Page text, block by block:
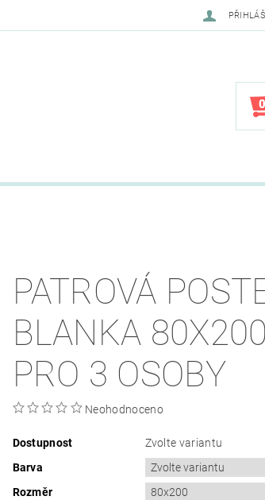
0
PATROVÁ
BLANKA
PRO 3 OSOBY
Neohodnoceno
Dostupnost
Zvolte variantu
Barva
Rozměr